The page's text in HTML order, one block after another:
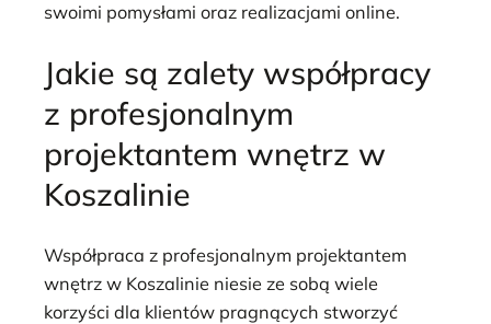
swoimi pomysłami oraz realizacjami online.
Jakie są zalety współpracy
z profesjonalnym
projektantem wnętrz w
Koszalinie
Współpraca z profesjonalnym projektantem
wnętrz w Koszalinie niesie ze sobą wiele
korzyści dla klientów pragnących stworzyć